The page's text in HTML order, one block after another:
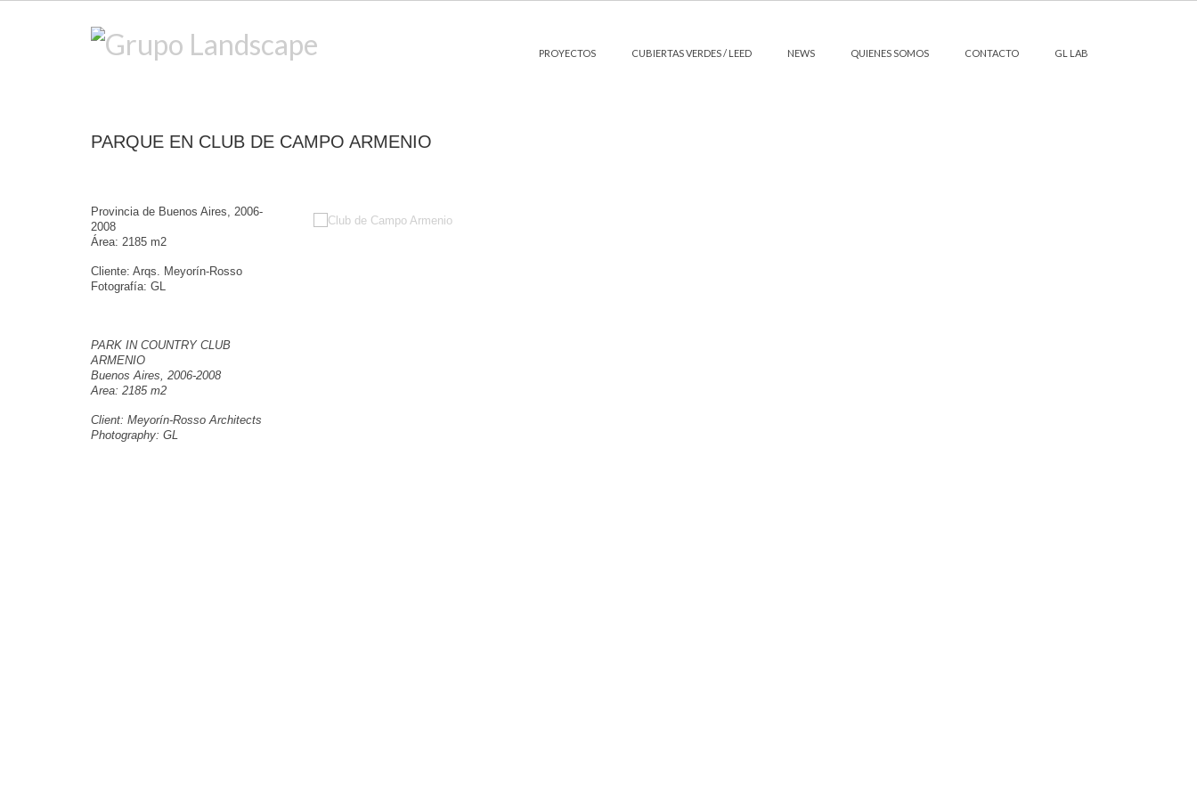
PROYECTOS CUBIERTAS VERDES / LEED NEWS QUIENES SOMOS CONTACTO GL LAB
PARQUE EN CLUB DE CAMPO ARMENIO
Provincia de Buenos Aires, 2006-
2008
Área: 2185 m2
Cliente: Arqs. Meyorín-Rosso
Fotografía: GL
PARK IN COUNTRY CLUB
ARMENIO
Buenos Aires, 2006-2008
Area: 2185 m2
Client: Meyorín-Rosso Architects
Photography: GL